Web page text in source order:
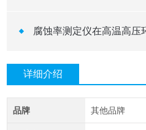
腐蚀率测定仪在高温高压
详细介绍
品牌 其他品牌